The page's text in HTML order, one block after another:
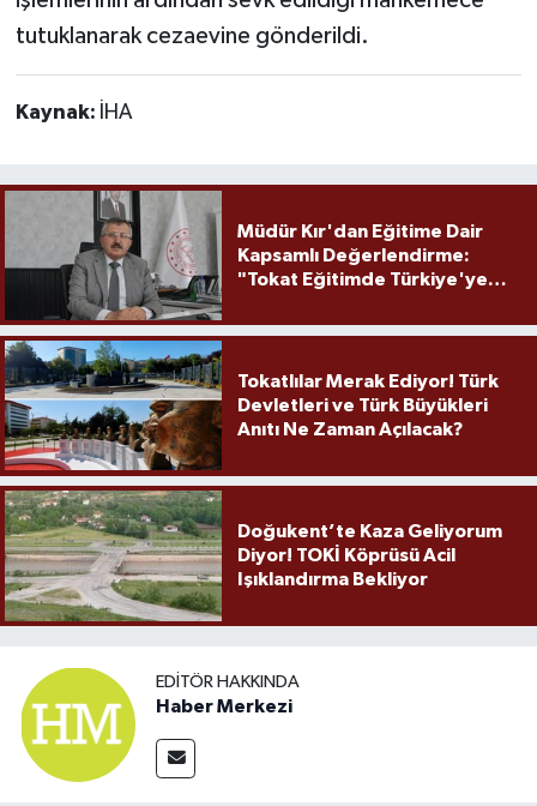
tutuklanarak cezaevine gönderildi.
Kaynak: İHA
Müdür Kır'dan Eğitime Dair
Kapsamlı Değerlendirme:
"Tokat Eğitimde Türkiye'ye
Tokatlılar Merak Ediyor! Türk
Devletleri ve Türk Büyükleri
Anıtı Ne Zaman Açılacak?
Doğukent’te Kaza Geliyorum
Diyor! TOKİ Köprüsü Acil
Işıklandırma Bekliyor
EDITÖR HAKKINDA
Haber Merkezi